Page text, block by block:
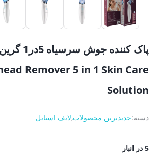
Remover 5 in 1 Skin Care
Solution
دسته:جدیدترین محصولات,لایف استایل
5 در انبار